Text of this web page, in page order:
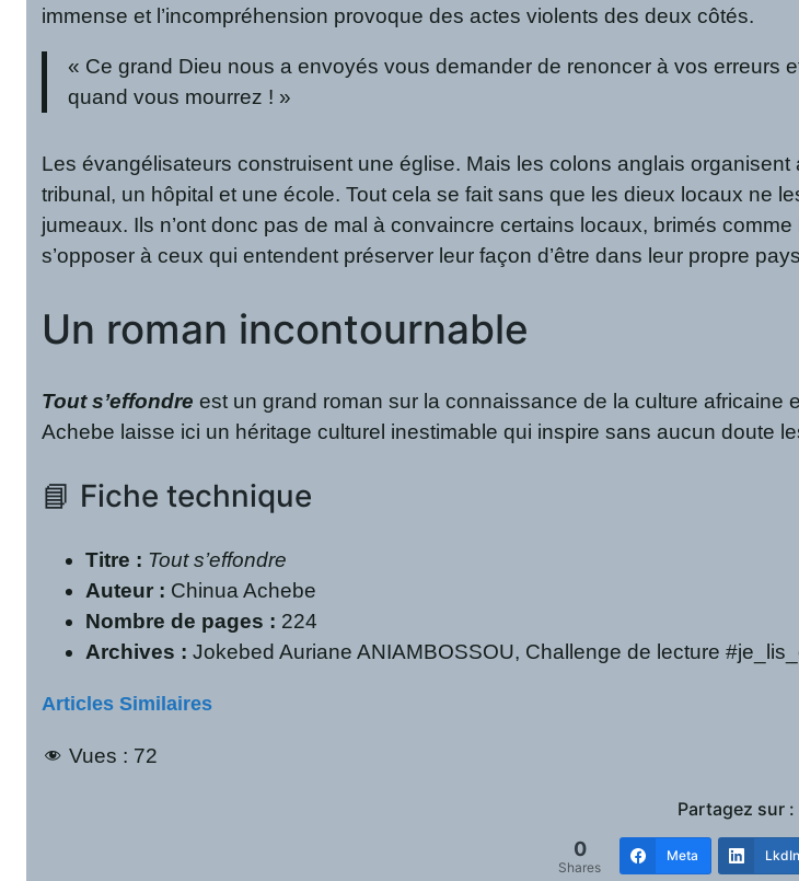
immense et l’incompréhension provoque des actes violents des deux côtés.
« Ce grand Dieu nous a envoyés vous demander de renoncer à vos erreurs
quand vous mourrez ! »
Les évangélisateurs construisent une église. Mais les colons anglais
tribunal, un hôpital et une école. Tout cela se fait sans que les dieux locaux ne
jumeaux. Ils n’ont donc pas de mal à convaincre certains locaux, brimés
s’opposer à ceux qui entendent préserver leur façon d’être dans leur propre
Un roman incontournable
Tout s’effondre est un grand roman sur la connaissance de la culture
Achebe laisse ici un héritage culturel inestimable qui inspire sans aucun doute
📘 Fiche technique
Titre : Tout s’effondre
Auteur : Chinua Achebe
Nombre de pages : 224
Archives : Jokebed Auriane ANIAMBOSSOU, Challenge de lecture
Articles Similaires
Vues : 72
Partagez sur :
0
Shares
Meta LkdIn